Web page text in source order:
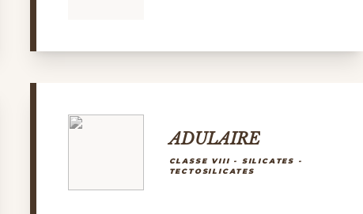
ADULAIRE
CLASSE VIII - SILICATES -
TECTOSILICATES